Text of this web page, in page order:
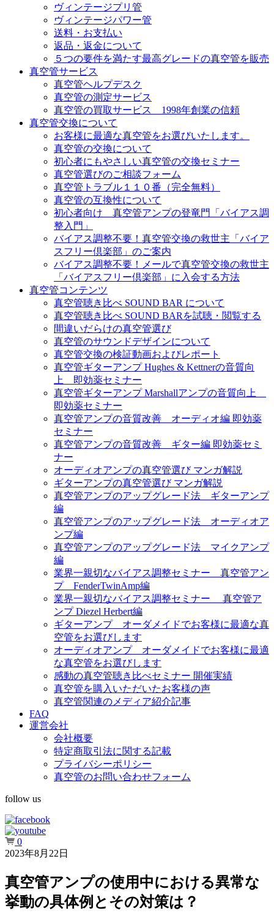
ヴィンテージプリ管
ヴィンテージパワー管
送料・お支払い
返品・返金について
５つの要件を満たす最高グレードの真空管を販売
真空管サービス
真空管ヘルプデスク
真空管の測定サービス
真空管の買取サービス 1998年創業の信頼
真空管交換について
お客様に最適な真空管をお選びいたします。
真空管の交換について
初心者にもやさしい真空管の交換セミナー
真空管選びのご相談フォーム
真空管トラブル１１０番（完全無料）
真空管の互換性について
初心者向け 真空管アンプの登竜門「バイアス調
整入門」
バイアス調整不要！真空管交換の救世主「バイア
スフリー倶楽部」のご案内
バイアス調整不要！メールで真空管交換の救世主
「バイアスフリー倶楽部」に入会する方法
真空管コンテンツ
真空管聴き比べ SOUND BAR について
真空管聴き比べ SOUND BARを試聴・閲覧する
間違いだらけの真空管選び
真空管のサウンドデザインについて
真空管交換の検証動画およびレポート
真空管ギターアンプ Hughes & Kettnerの音質向
上 即効薬セミナー
真空管ギターアンプ Marshallアンプの音質向上
即効薬セミナー
真空管アンプの音質改善 オーディオ編 即効薬
セミナー
真空管アンプの音質改善 ギター編 即効薬セミ
ナー
オーディオアンプの真空管選び マンガ解説
ギターアンプの真空管選び マンガ解説
真空管アンプのアップグレード法 ギターアンプ
編
真空管アンプのアップグレード法 オーディオア
ンプ編
真空管アンプのアップグレード法 マイクアンプ
編
業界一親切なバイアス調整セミナー 真空管アン
プ FenderTwinAmp編
業界一親切なバイアス調整セミナー 真空管ア
ンプ Diezel Herbert編
ギターアンプ オーダメイドでお客様に最適な真
空管をお選びします
オーディオアンプ オーダメイドでお客様に最適
な真空管をお選びします
感動の真空管聴き比べセミナー 開催実績
真空管を購入いただいたお客様の声
真空管関連のメディア紹介記事
FAQ
運営会社
会社概要
特定商取引法に関する記載
プライバシーポリシー
真空管のお問い合わせフォーム
follow us
0
2023年8月22日
真空管アンプの使用中における異常な
挙動の具体例とその対策は？